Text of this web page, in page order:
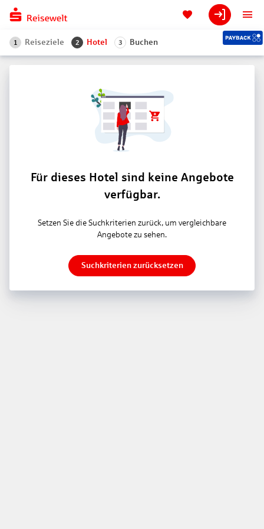
1 Reiseziele 2 Hotel 3 Buchen
Für dieses Hotel sind keine Angebote
verfügbar.
Setzen Sie die Suchkriterien zurück, um vergleichbare
Angebote zu sehen.
Suchkriterien zurücksetzen